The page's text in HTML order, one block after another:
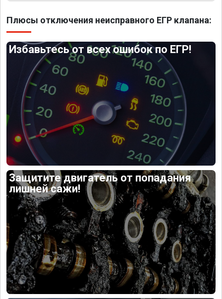
Плюсы отключения неисправного ЕГР клапана:
Избавьтесь от всех ошибок по ЕГР!
Защитите двигатель от попадания
лишней сажи!